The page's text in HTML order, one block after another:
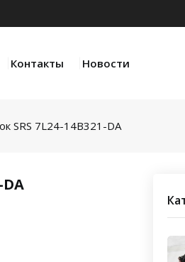
Контакты Новости
SRS 7L24-14B321-DA
DA